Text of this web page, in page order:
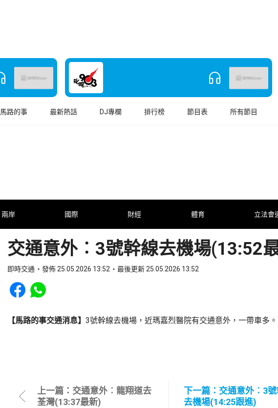
馬路的事 最新熱話 DJ專欄 排行榜 節目表 所有節目
兩岸 國際 財經 體育 立法會
交通意外︰3號幹線去機場(13:52
即時交通 發佈 25.05.2026 13:52 最後更新 25.05.2026 13:52
Share to Facebook
Share to WhatsApp
【馬路的事交通消息】 3號幹線去機場，近瑪嘉烈醫院有交通意外，一帶車多。
上一篇：交通意外︰龍翔道去
荃灣(13:37最新)
下一篇：交通意外︰3
去機場(14:25跟進)